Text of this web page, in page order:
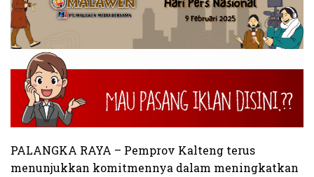
PALANGKA RAYA – Pemprov Kalteng terus
menunjukkan komitmennya dalam meningkatkan